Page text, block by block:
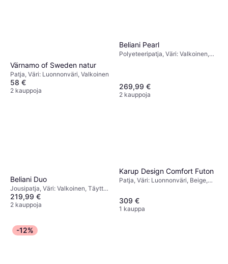
Värnamo of Sweden natur
Patja, Väri: Luonnonväri, Valkoinen
58 €
2 kauppoja
Beliani Pearl
Polyeteeripatja, Väri: Valkoinen,
269,99 €
2 kauppoja
Beliani Duo
Jousipatja, Väri: Valkoinen, Täyttö:
Vaahto, Materiaali: Polyesteri,
Patjan Paksuus: 20 cm, Jäykkyys:
219,99 €
2 kauppoja
Karup Design Comfort Futon
Patja, Väri: Luonnonväri, Beige,
Puuvilla, Polyeteeri, Materiaali:
Kangas, Patjan Paksuus: 15 cm
309 €
1 kauppa
-12%